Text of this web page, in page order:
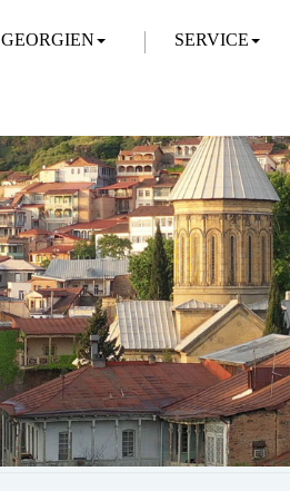
GEORGIEN SERVICE